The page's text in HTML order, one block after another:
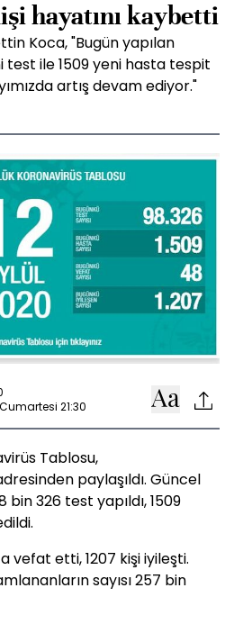
hayatını kaybetti
Koca, "Bugün yapılan
test ile 1509 yeni hasta tespit
artış devam ediyor."
21:30
Tablosu,
paylaşıldı. Güncel
326 test yapıldı, 1509
vefat etti, 1207 kişi iyileşti.
sayısı 257 bin